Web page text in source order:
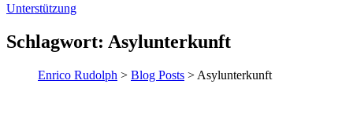
Unterstützung
Schlagwort: Asylunterkunft
Enrico Rudolph > Blog Posts > Asylunterkunft